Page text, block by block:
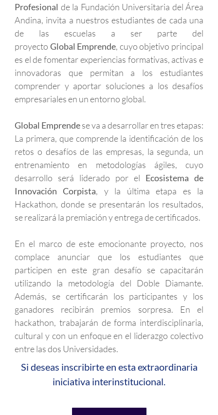
Profesional de la Fundación Universitaria del Área
Andina, invita a nuestros estudiantes de cada una
de las escuelas a ser parte del
proyecto Global Emprende, cuyo objetivo principal
es el de fomentar experiencias formativas, activas e
innovadoras que permitan a los estudiantes
comprender y aportar soluciones a los desafíos
empresariales en un entorno global.
Global Emprendese va a desarrollar en tres etapas:
La primera, que comprende la identificación de los
retos o desafíos de las empresas, la segunda, un
entrenamiento en metodologías ágiles, cuyo
desarrollo será liderado por el Ecosistema de
Innovación Corpista, y la última etapa es la
Hackathon, donde se presentarán los resultados,
se realizará la premiación y entrega de certificados.
En el marco de este emocionante proyecto, nos
complace anunciar que los estudiantes que
participen en este gran desafío se capacitarán
utilizando la metodología del Doble Diamante.
Además, se certificarán los participantes y los
ganadores recibirán premios sorpresa. En el
hackathon, trabajarán de forma interdisciplinaria,
cultural y con un enfoque en el liderazgo colectivo
entre las dos Universidades.
Si deseas inscribirte en esta extraordinaria
iniciativa interinstitucional.